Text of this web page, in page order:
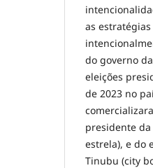
as
do governo
eleições
de 2023 no
presidente
estrela), e do
Tinubu (city